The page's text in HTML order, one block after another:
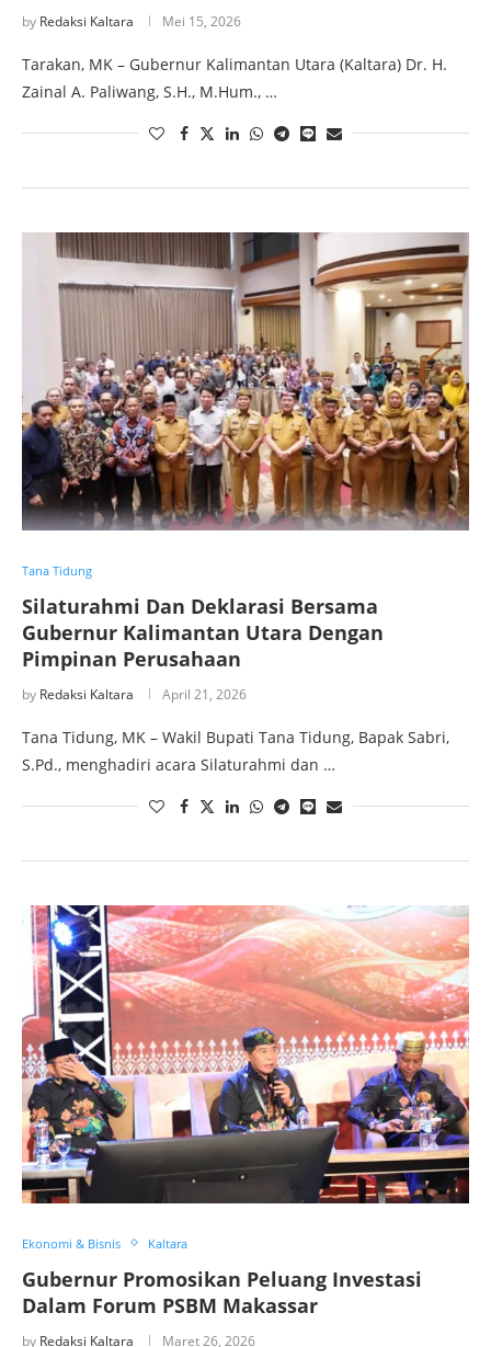
by Redaksi Kaltara Mei 15, 2026
Tarakan, MK – Gubernur Kalimantan Utara (Kaltara) Dr. H.
Zainal A. Paliwang, S.H., M.Hum., …
Tana Tidung
Silaturahmi Dan Deklarasi Bersama
Gubernur Kalimantan Utara Dengan
Pimpinan Perusahaan
by Redaksi Kaltara April 21, 2026
Tana Tidung, MK – Wakil Bupati Tana Tidung, Bapak Sabri,
S.Pd., menghadiri acara Silaturahmi dan …
Ekonomi & Bisnis Kaltara
Gubernur Promosikan Peluang Investasi
Dalam Forum PSBM Makassar
by Redaksi Kaltara Maret 26, 2026